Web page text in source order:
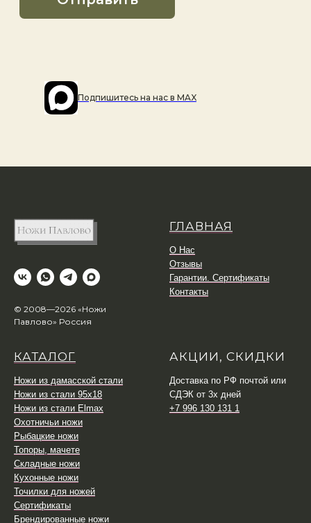
Подпишитесь на наc в MAX
© 2008—2026 «Ножи
Павлово» Россия
ГЛАВНАЯ
О Нас
Отзывы
Гарантии. Сертификаты
Контакты
КАТАЛОГ
Ножи из дамасской стали
Ножи из стали 95х18
Ножи из стали Elmax
Охотничьи ножи
Рыбацкие ножи
Топоры, мачете
Складные ножи
Кухонные ножи
Точилки для ножей
Сертификаты
Брендированные ножи
АКЦИИ, СКИДКИ
Доставка по РФ почтой или
СДЭК от 3х дней
+7 996 130 131 1